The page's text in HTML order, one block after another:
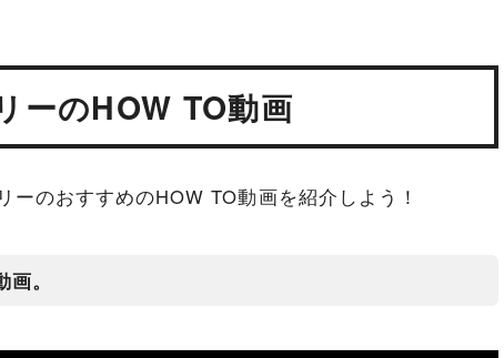
ーのHOW TO動画
ーのおすすめのHOW TO動画を紹介しよう！
。